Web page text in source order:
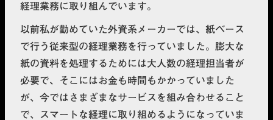
経理業務に取り組んでいます。
以前私が勤めていた外資系メーカーでは、紙ベース
で行う従来型の経理業務を行っていました。膨大な
紙の資料を処理するためには大人数の経理担当者が
必要で、そこにはお金も時間もかかっていました
が、今ではさまざまなサービスを組み合わせること
で、スマートな経理に取り組めるようになっていま